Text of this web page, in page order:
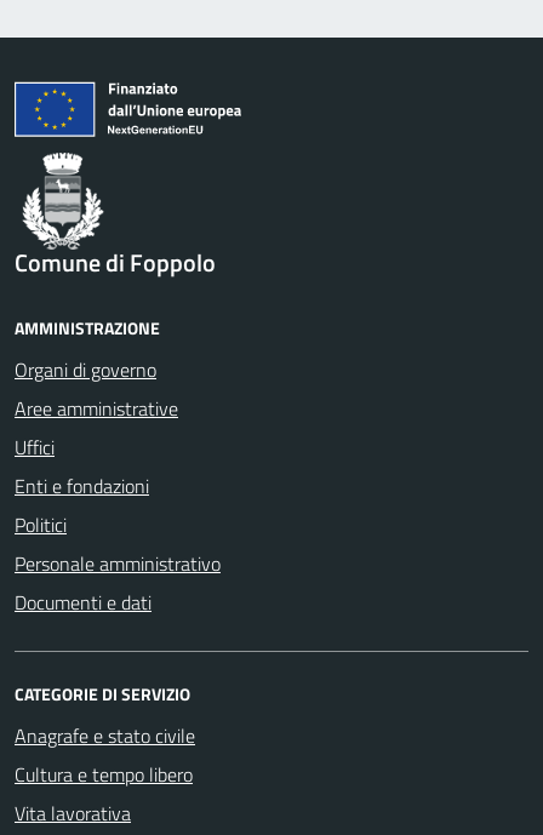
Comune di Foppolo
AMMINISTRAZIONE
Organi di governo
Aree amministrative
Uffici
Enti e fondazioni
Politici
Personale amministrativo
Documenti e dati
CATEGORIE DI SERVIZIO
Anagrafe e stato civile
Cultura e tempo libero
Vita lavorativa